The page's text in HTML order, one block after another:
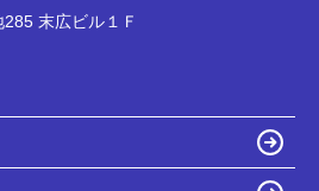
末広ビル１Ｆ